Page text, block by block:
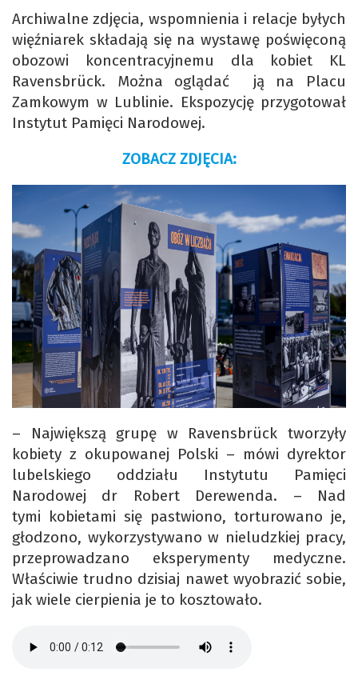
Archiwalne zdjęcia, wspomnienia i relacje byłych
więźniarek składają się na wystawę poświęconą
obozowi koncentracyjnemu dla kobiet KL
Ravensbrück. Można oglądać ją na Placu
Zamkowym w Lublinie. Ekspozycję przygotował
Instytut Pamięci Narodowej.
ZOBACZ ZDJĘCIA:
– Największą grupę w Ravensbrück tworzyły
kobiety z okupowanej Polski – mówi dyrektor
lubelskiego oddziału Instytutu Pamięci
Narodowej dr Robert Derewenda. – Nad
tymi kobietami się pastwiono, torturowano je,
głodzono, wykorzystywano w nieludzkiej pracy,
przeprowadzano eksperymenty medyczne.
Właściwie trudno dzisiaj nawet wyobrazić sobie,
jak wiele cierpienia je to kosztowało.